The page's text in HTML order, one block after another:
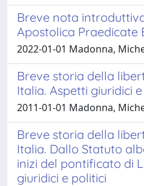
Breve nota
Apostolica Praedicate
2022-01-01 Madonna,
Breve storia della
Italia. Aspetti giuridici
2011-01-01 Madonna,
Breve storia della
Italia. Dallo Statuto
inizi del pontificato di
giuridici e politici